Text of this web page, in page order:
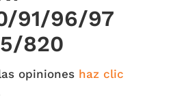
91/96/97
820
opiniones haz clic